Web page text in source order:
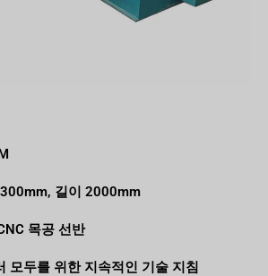
길이 2000mm
목공 선반
모두를 위한 지속적인 기술 지침